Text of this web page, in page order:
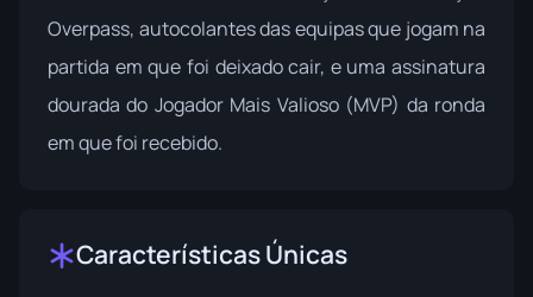
Overpass, autocolantes das equipas que jogam na
partida em que foi deixado cair, e uma assinatura
dourada do Jogador Mais Valioso (MVP) da ronda
em que foi recebido.
Características Únicas